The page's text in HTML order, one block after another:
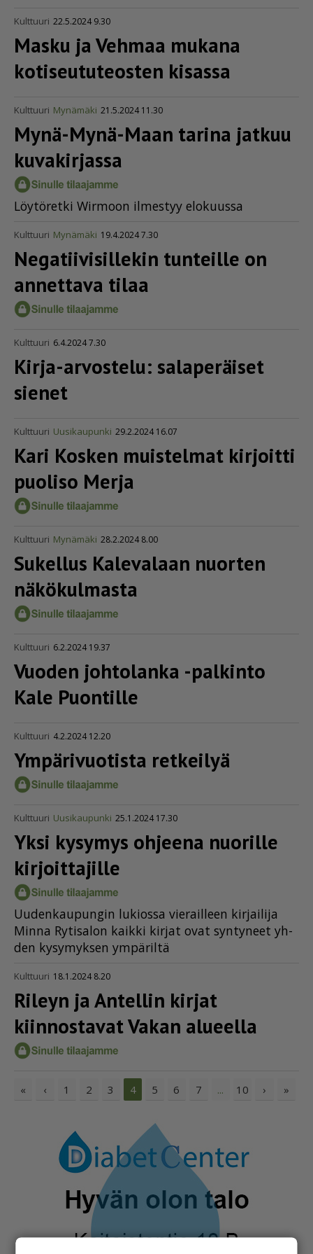
Kulttuuri 22.5.2024 9.30
Masku ja Vehmaa mukana
kotiseu­tu­te­osten kisassa
Kulttuuri Mynämäki 21.5.2024 11.30
Mynä-Mynä-Maan tarina jatkuu
kuvakirjassa
Löy­tö­ret­ki Wir­moon il­mes­tyy elo­kuus­sa
Kulttuuri Mynämäki 19.4.2024 7.30
Negatii­vi­sil­lekin tunteille on
annettava tilaa
Kulttuuri 6.4.2024 7.30
Kirja-arvostelu: salaperäiset
sienet
Kulttuuri Uusikaupunki 29.2.2024 16.07
Kari Kosken muistelmat kirjoitti
puoliso Merja
Kulttuuri Mynämäki 28.2.2024 8.00
Sukellus Kalevalaan nuorten
näkökulmasta
Kulttuuri 6.2.2024 19.37
Vuoden johtolanka -palkinto
Kale Puontille
Kulttuuri 4.2.2024 12.20
Ympärivuotista retkeilyä
Kulttuuri Uusikaupunki 25.1.2024 17.30
Yksi kysymys ohjeena nuorille
kirjoittajille
Uu­den­kau­pun­gin lu­ki­os­sa vie­rail­leen kir­jai­li­ja
Min­na Ry­ti­sa­lon kaik­ki kir­jat ovat syn­ty­neet yh­
den ky­sy­myk­sen ym­pä­ril­tä
Kulttuuri 18.1.2024 8.20
Rileyn ja Antellin kirjat
kiinnostavat Vakan alueella
« ‹ 1 2 3 4 5 6 7 ... 10 › »